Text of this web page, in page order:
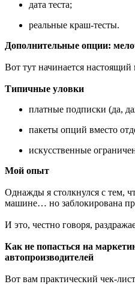
дата теста;
реальные краш-тесты.
Дополнительные опции:
Вот тут начинается настоящий
Типичные уловки
платные подписки (да,
пакеты опций вместо
искусственные
Мой опыт
Однажды я столкнулся с тем,
машине… но заблокирована
И это, честно говоря,
Как не попасться на
автопроизводителей
Вот вам практический чек-